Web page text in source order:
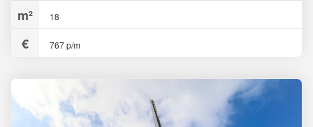
18
767 p/m